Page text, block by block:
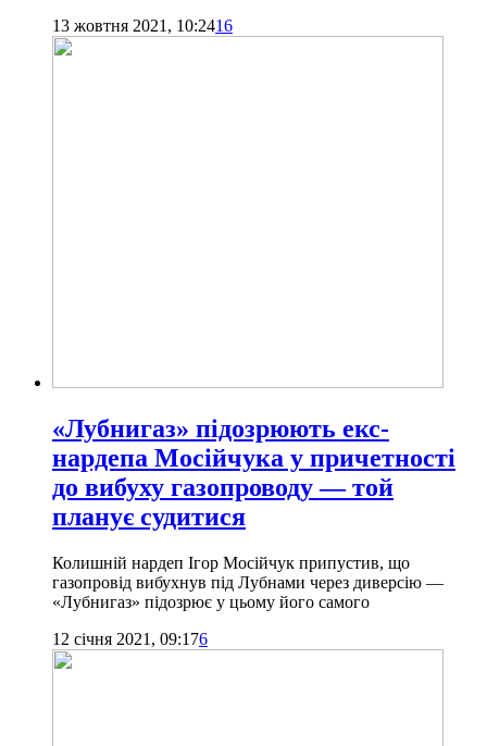
13 жовтня 2021, 10:2416
«Лубнигаз» підозрюють екс-
нардепа Мосійчука у причетності
до вибуху газопроводу — той
планує судитися
Колишній нардеп Ігор Мосійчук припустив, що
газопровід вибухнув під Лубнами через диверсію —
«Лубнигаз» підозрює у цьому його самого
12 січня 2021, 09:176